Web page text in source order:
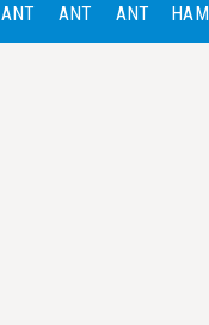
ANT ANT ANT HAM